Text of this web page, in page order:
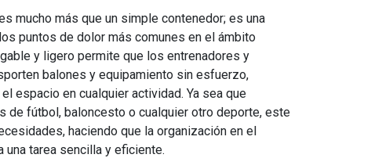
mucho más que un simple contenedor; es una
puntos de dolor más comunes en el ámbito
y ligero permite que los entrenadores y
balones y equipamiento sin esfuerzo,
espacio en cualquier actividad. Ya sea que
de fútbol, baloncesto o cualquier otro deporte, este
haciendo que la organización en el
una tarea sencilla y eficiente.